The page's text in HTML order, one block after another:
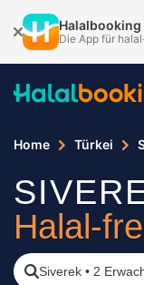
Halalbooking
Die App für
Home Türkei
Halal-
Siverek • 2